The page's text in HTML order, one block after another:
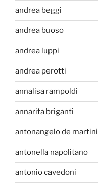
andrea beggi
andrea buoso
andrea luppi
andrea perotti
annalisa rampoldi
annarita briganti
antonangelo de martini
antonella napolitano
antonio cavedoni